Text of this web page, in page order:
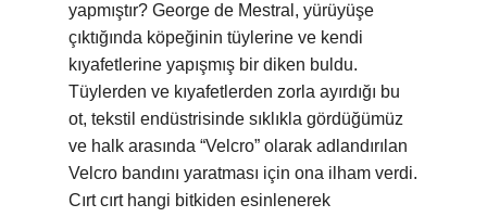
yapmıştır? George de Mestral, yürüyüşe
çıktığında köpeğinin tüylerine ve kendi
kıyafetlerine yapışmış bir diken buldu.
Tüylerden ve kıyafetlerden zorla ayırdığı bu
ot, tekstil endüstrisinde sıklıkla gördüğümüz
ve halk arasında “Velcro” olarak adlandırılan
Velcro bandını yaratması için ona ilham verdi.
Cırt cırt hangi bitkiden esinlenerek